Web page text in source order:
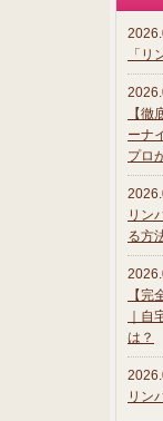
「
【
ーナ
プロ
リン
る方
【
｜
は？
リン